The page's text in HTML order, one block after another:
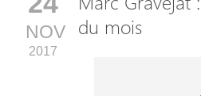
NOV
2017
du mois